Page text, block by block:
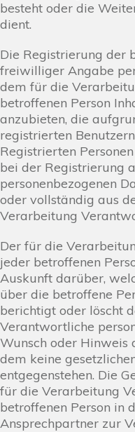
besteht oder die
dient.
Die Registrierung der
freiwilliger Angabe
dem für die
betroffenen Person
anzubieten, die
registrierten
Registrierten
bei der Registrierung
personenbezogenen
oder vollständig aus
Verarbeitung
Der für die
jeder betroffenen
Auskunft darüber,
über die betroffene
berichtigt oder löscht
Verantwortliche
Wunsch oder Hinweis
dem keine
entgegenstehen. Die
für die Verarbeitung
betroffenen Person in
Ansprechpartner zur